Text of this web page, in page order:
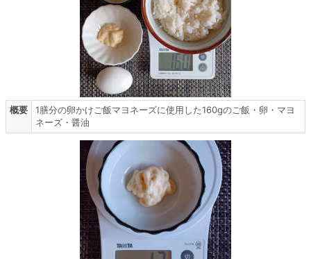
概要
1膳分の卵かけご飯マヨネーズに使用した160gのご飯・卵・マヨ
ネーズ・醤油